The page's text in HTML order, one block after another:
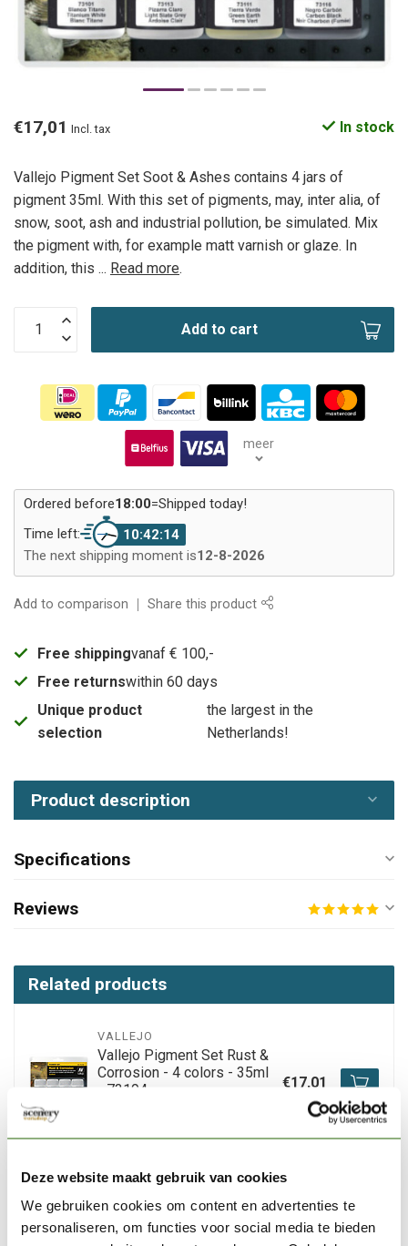
Deze website maakt gebruik van cookies
We gebruiken cookies om content en advertenties te
personaliseren, om functies voor social media te bieden
€17,01 Incl. tax In stock
Vallejo Pigment Set Soot & Ashes contains 4 jars of
pigment 35ml. With this set of pigments, may, inter alia, of
snow, soot, ash and industrial pollution, be simulated. Mix
the pigment with, for example matt varnish or glaze. In
addition, this ... Read more.
Add to cart
meer
Ordered before18:00=Shipped today!
Time left:
10:42:13
The next shipping moment is12-8-2026
Add to comparison Share this product
Free shippingvanaf € 100,-
Free returnswithin 60 days
Unique product
selection
the largest in the
Netherlands!
Product description
Specifications
Reviews
Related products
VALLEJO
Vallejo Pigment Set Rust &
Corrosion - 4 colors - 35ml
- 73194
€17,01
VALLEJO
Vallejo Pigment Dark Yellow
Ocher - 35ml - 73103
€4,32